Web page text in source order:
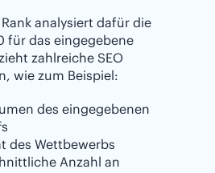
analysiert dafür die
für das eingegebene
zahlreiche SEO
wie zum Beispiel:
des eingegebenen
des Wettbewerbs
Anzahl an